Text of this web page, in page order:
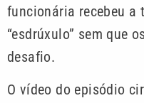
funcionária recebeu a
“esdrúxulo” sem que
desafio.
O vídeo do episódio